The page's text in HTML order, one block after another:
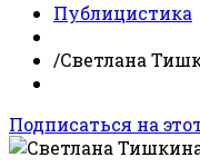
Публицистика
/Светлана
Подписаться на